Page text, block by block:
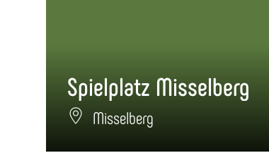
Spielplatz Misselberg
Misselberg